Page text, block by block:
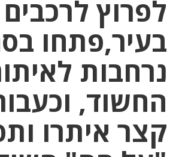
לפרוץ לרכבים
בעיר,פתחו
נרחבות
החשוד,
קצר איתרו